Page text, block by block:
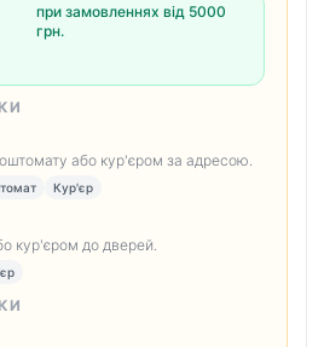
при замовленнях від 5000
грн.
або кур'єром за адресою.
Кур'єр
кур'єром до дверей.